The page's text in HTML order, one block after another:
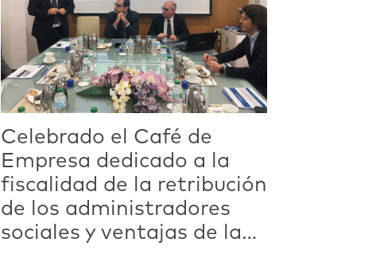
Celebrado el Café de
Empresa dedicado a la
fiscalidad de la retribución
de los administradores
sociales y ventajas de la